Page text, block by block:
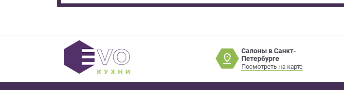
Салоны в Санкт-
Петербурге
Посмотреть на карте